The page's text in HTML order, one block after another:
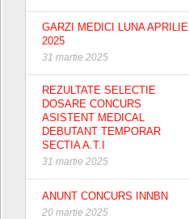
GARZI MEDICI LUNA APRILIE
2025
31 martie 2025
REZULTATE SELECTIE
DOSARE CONCURS
ASISTENT MEDICAL
DEBUTANT TEMPORAR
SECTIA A.T.I
31 martie 2025
ANUNT CONCURS INNBN
20 martie 2025